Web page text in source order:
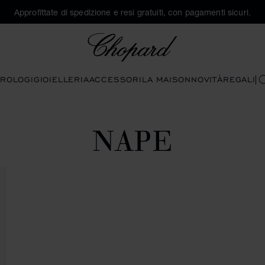
Approfittate di spedizione e resi gratuiti, con pagamenti sicuri.
GIOIELLERIAACCESSORILA MAISONNOVITÀREGALI
NAPE